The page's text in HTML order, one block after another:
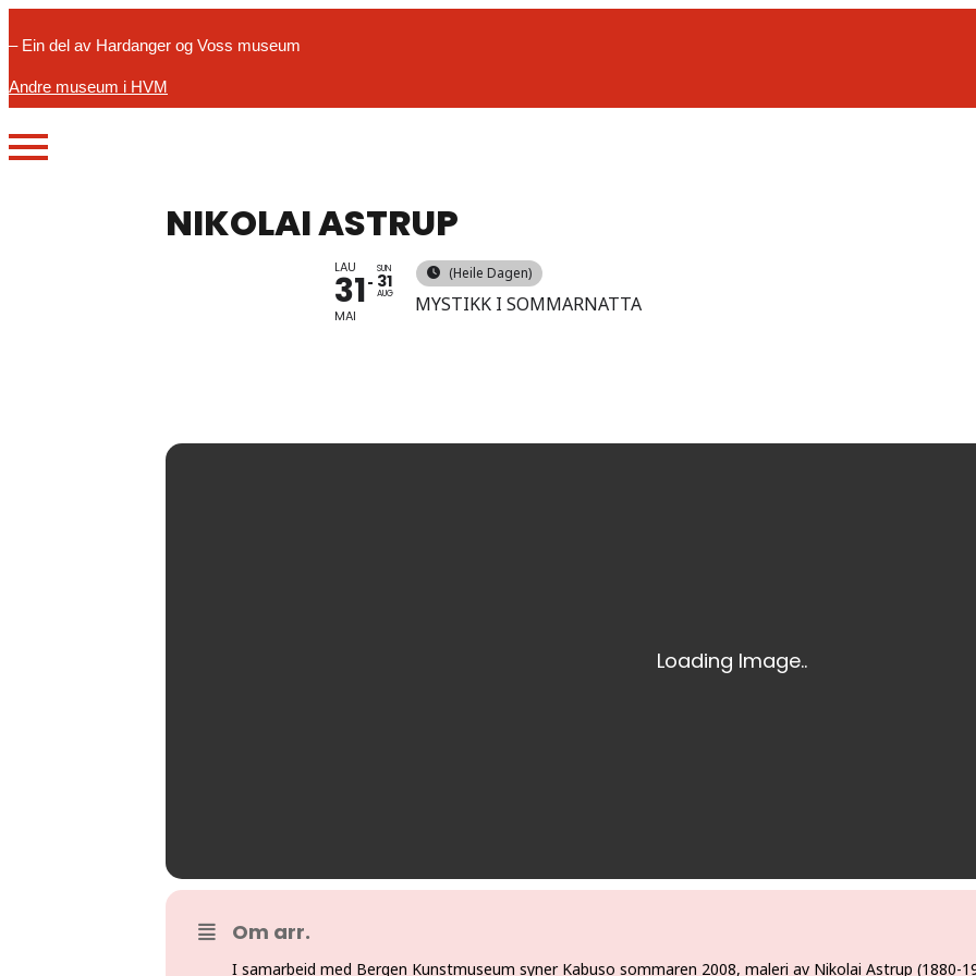
– Ein del av Hardanger og Voss museum
Andre museum i HVM
NIKOLAI ASTRUP
LAU
31
MAI
SUN
31
AUG
(Heile Dagen)
MYSTIKK I SOMMARNATTA
Om arr.
I samarbeid med Bergen Kunstmuseum syner Kabuso sommaren 2008, maleri av Nikolai Astrup (1880-